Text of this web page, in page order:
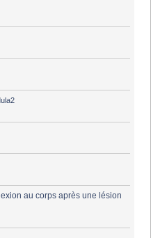
au corps après une lésion